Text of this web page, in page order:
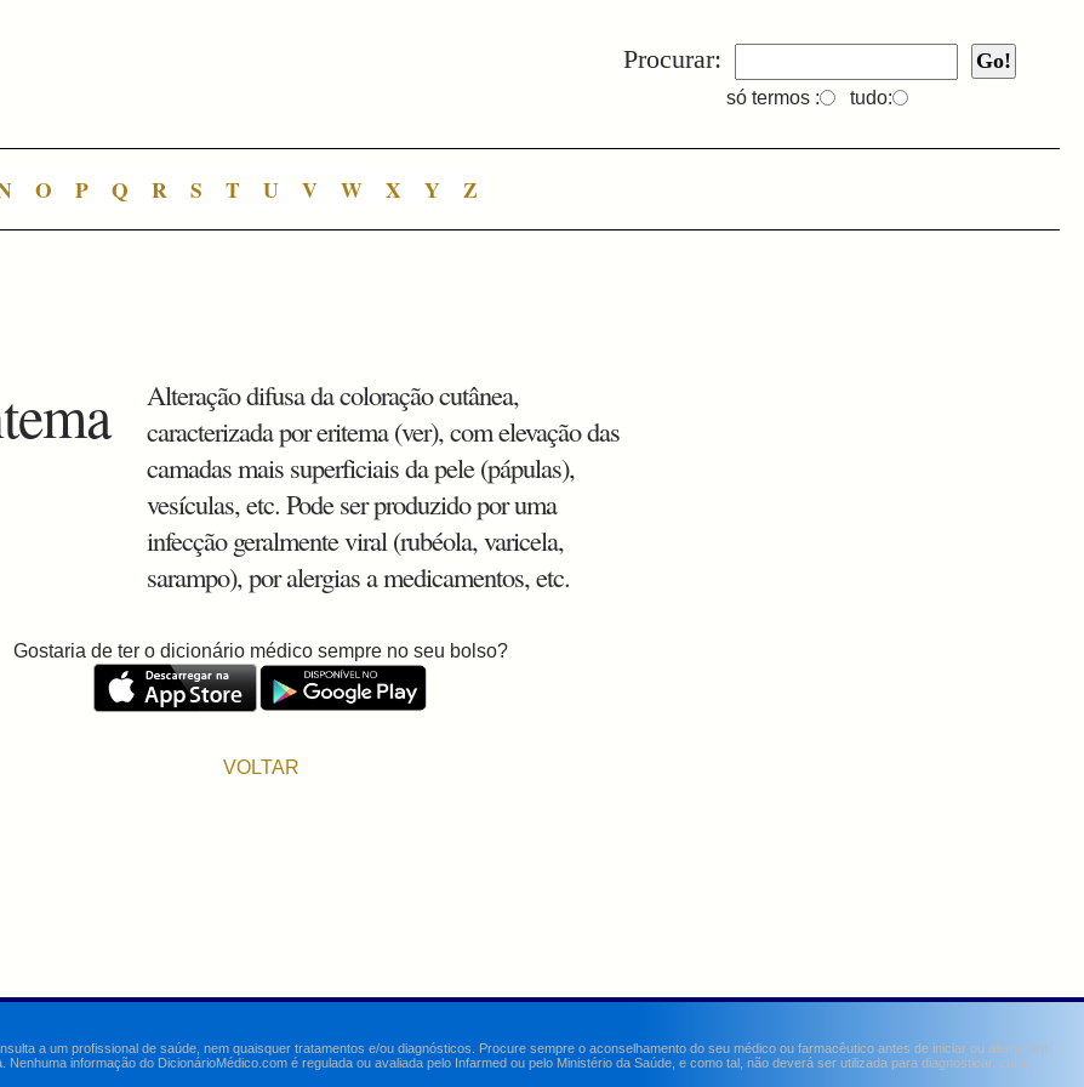
Procurar:
só termos : tudo:
O P Q R S T U V W X Y Z
Alteração difusa da coloração cutânea,
caracterizada por eritema (ver), com elevação das
camadas mais superficiais da pele (pápulas),
vesículas, etc. Pode ser produzido por uma
infecção geralmente viral (rubéola, varicela,
sarampo), por alergias a medicamentos, etc.
Gostaria de ter o dicionário médico sempre no seu bolso?
VOLTAR
a um profissional de saúde, nem quaisquer tratamentos e/ou diagnósticos. Procure sempre o aconselhamento do seu médico ou farmacêutico antes de iniciar ou alterar um
informação do DicionárioMédico.com é regulada ou avaliada pelo Infarmed ou pelo Ministério da Saúde, e como tal, não deverá ser utilizada para diagnosticar, curar,